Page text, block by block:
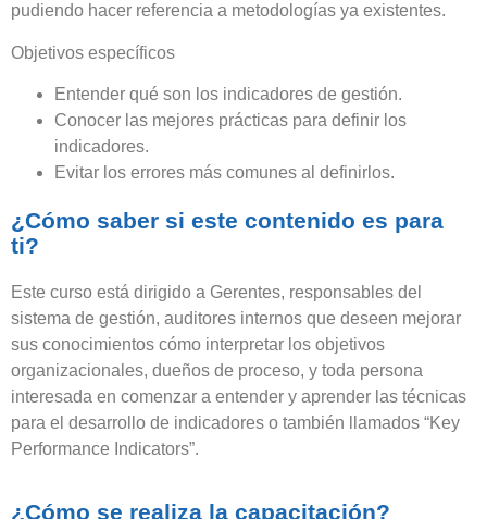
pudiendo hacer referencia a metodologías ya existentes.
Objetivos específicos
Entender qué son los indicadores de gestión.
Conocer las mejores prácticas para definir los
indicadores.
Evitar los errores más comunes al definirlos.
¿Cómo saber si este contenido es para
ti?
Este curso está dirigido a Gerentes, responsables del
sistema de gestión, auditores internos que deseen mejorar
sus conocimientos cómo interpretar los objetivos
organizacionales, dueños de proceso, y toda persona
interesada en comenzar a entender y aprender las técnicas
para el desarrollo de indicadores o también llamados “Key
Performance Indicators”.
¿Cómo se realiza la capacitación?